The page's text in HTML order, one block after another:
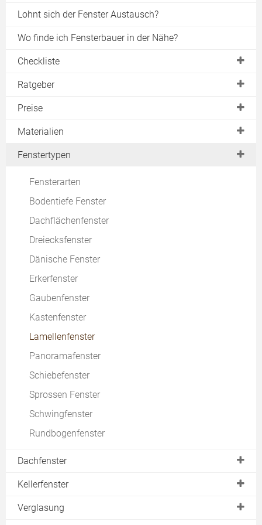
Lohnt sich der Fenster Austausch?
Wo finde ich Fensterbauer in der Nähe?
Checkliste
Planung
Angebote vergleichen
Ratgeber
neues Fenster
Fenster kaufen
Fenstertest
Kondenswasser
Fensterlüfter
Richtig lüften
Reinigen
Fenstersanierung
Fensterinstandsetzung
Fenster im Altbau
Mietwohnung
Denkmalschutz
Preise
Energiesparfenster
Dachfenster
Kellerfenster
Sprossenfenster
Schiebefenster
Materialien
Kunststofffenster
Fenstertypen
Fensterarten
Bodentiefe Fenster
Dachflächenfenster
Dreiecksfenster
Dänische Fenster
Erkerfenster
Gaubenfenster
Kastenfenster
Lamellenfenster
Panoramafenster
Schiebefenster
Sprossen Fenster
Schwingfenster
Rundbogenfenster
Dachfenster
Einbauen
Kaufen
Kellerfenster
Kunststoff
Verglasung